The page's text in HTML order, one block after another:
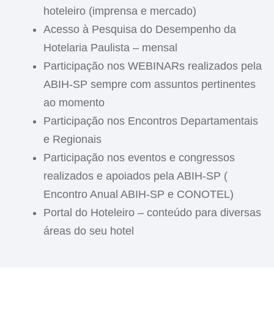
hoteleiro (imprensa e mercado)
Acesso à Pesquisa do Desempenho da
Hotelaria Paulista – mensal
Participação nos WEBINARs realizados pela
ABIH-SP sempre com assuntos pertinentes
ao momento
Participação nos Encontros Departamentais
e Regionais
Participação nos eventos e congressos
realizados e apoiados pela ABIH-SP (
Encontro Anual ABIH-SP e CONOTEL)
Portal do Hoteleiro – conteúdo para diversas
áreas do seu hotel